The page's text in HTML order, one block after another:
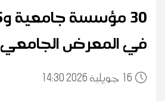
في المعرض
16 14:30 2026 جويلية